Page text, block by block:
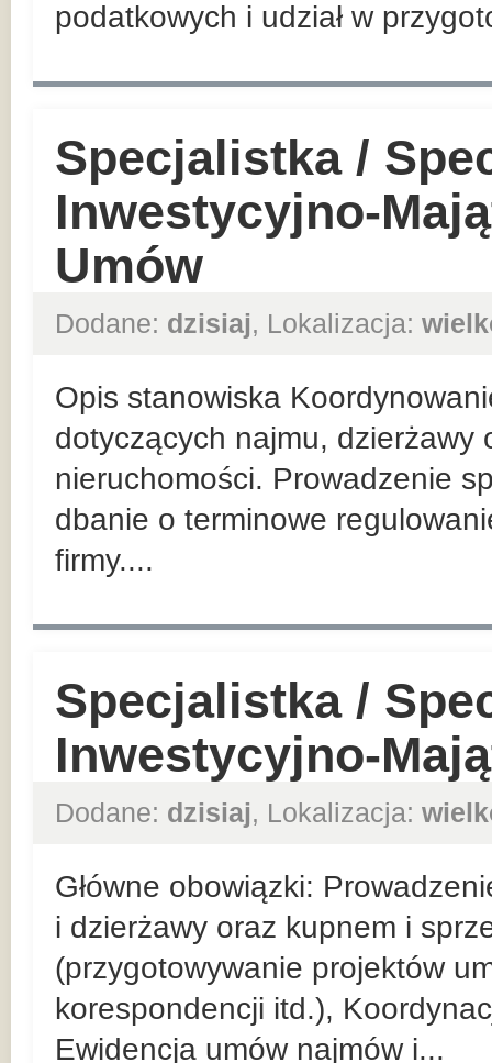
podatkowych i udział w
Specjalistka /
Inwestycyjno-
Umów
Dodane: dzisiaj, Lokalizacja:
Opis stanowiska
dotyczących najmu, dzierżawy
nieruchomości. Prowadzenie
dbanie o terminowe
firmy....
Specjalistka /
Inwestycyjno-
Dodane: dzisiaj, Lokalizacja:
Główne obowiązki:
i dzierżawy oraz kupnem i
(przygotowywanie projektów
korespondencji itd.),
Ewidencja umów najmów i...